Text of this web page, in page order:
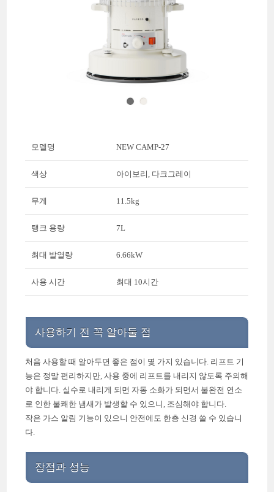
모델명 NEW CAMP-27
색상 아이보리, 다크그레이
무게 11.5kg
탱크 용량 7L
최대 발열량 6.66kW
사용 시간 최대 10시간
사용하기 전 꼭 알아둘 점
처음 사용할 때 알아두면 좋은 점이 몇 가지 있습니다. 리프트 기
능은 정말 편리하지만, 사용 중에 리프트를 내리지 않도록 주의해
야 합니다. 실수로 내리게 되면 자동 소화가 되면서 불완전 연소
로 인한 불쾌한 냄새가 발생할 수 있으니, 조심해야 합니다.
작은 가스 알림 기능이 있으니 안전에도 한층 신경 쓸 수 있습니
다.
장점과 성능